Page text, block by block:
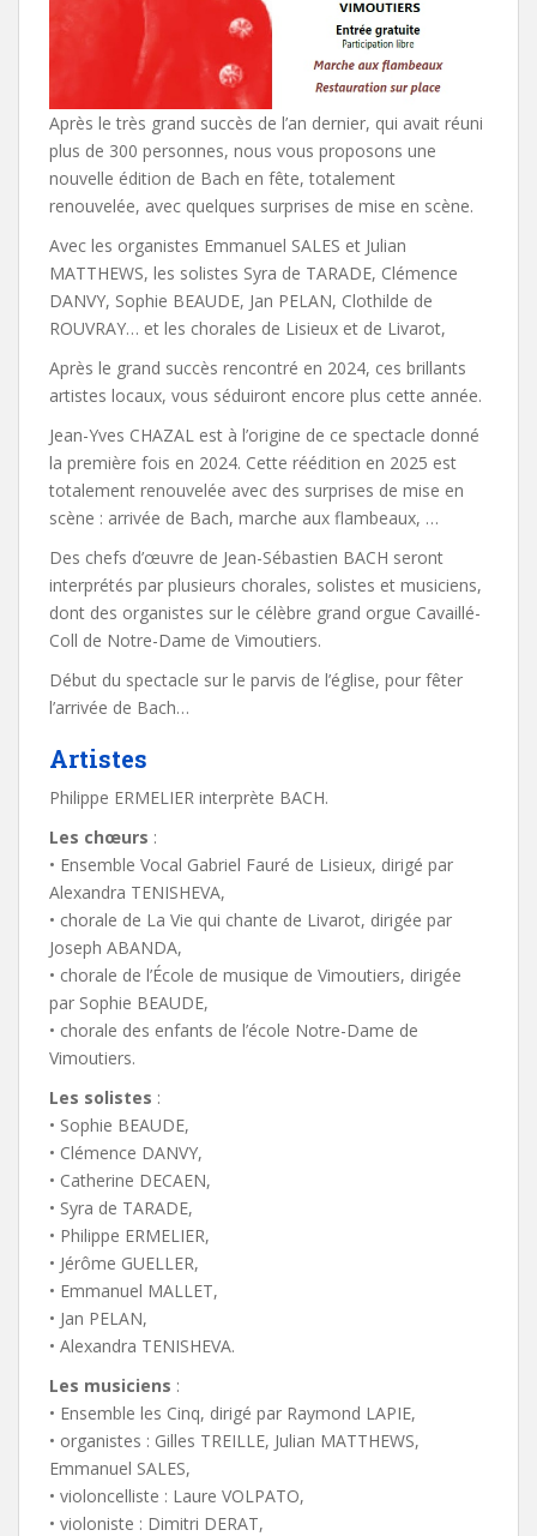
Après le très grand succès de l’an dernier, qui avait réuni
plus de 300 personnes, nous vous proposons une
nouvelle édition de Bach en fête, totalement
renouvelée, avec quelques surprises de mise en scène.
Avec les organistes Emmanuel SALES et Julian
MATTHEWS, les solistes Syra de TARADE, Clémence
DANVY, Sophie BEAUDE, Jan PELAN, Clothilde de
ROUVRAY… et les chorales de Lisieux et de Livarot,
Après le grand succès rencontré en 2024, ces brillants
artistes locaux, vous séduiront encore plus cette année.
Jean-Yves CHAZAL est à l’origine de ce spectacle donné
la première fois en 2024. Cette réédition en 2025 est
totalement renouvelée avec des surprises de mise en
scène : arrivée de Bach, marche aux flambeaux, …
Des chefs d’œuvre de Jean-Sébastien BACH seront
interprétés par plusieurs chorales, solistes et musiciens,
dont des organistes sur le célèbre grand orgue Cavaillé-
Coll de Notre-Dame de Vimoutiers.
Début du spectacle sur le parvis de l’église, pour fêter
l’arrivée de Bach…
Artistes
Philippe ERMELIER interprète BACH.
Les chœurs :
• Ensemble Vocal Gabriel Fauré de Lisieux, dirigé par
Alexandra TENISHEVA,
• chorale de La Vie qui chante de Livarot, dirigée par
Joseph ABANDA,
• chorale de l’École de musique de Vimoutiers, dirigée
par Sophie BEAUDE,
• chorale des enfants de l’école Notre-Dame de
Vimoutiers.
Les solistes :
• Sophie BEAUDE,
• Clémence DANVY,
• Catherine DECAEN,
• Syra de TARADE,
• Philippe ERMELIER,
• Jérôme GUELLER,
• Emmanuel MALLET,
• Jan PELAN,
• Alexandra TENISHEVA.
Les musiciens :
• Ensemble les Cinq, dirigé par Raymond LAPIE,
• organistes : Gilles TREILLE, Julian MATTHEWS,
Emmanuel SALES,
• violoncelliste : Laure VOLPATO,
• violoniste : Dimitri DERAT,